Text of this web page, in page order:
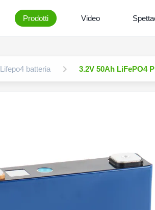
Prodotti Video
Lifepo4 batteria 3.2V 50Ah LiFePO4